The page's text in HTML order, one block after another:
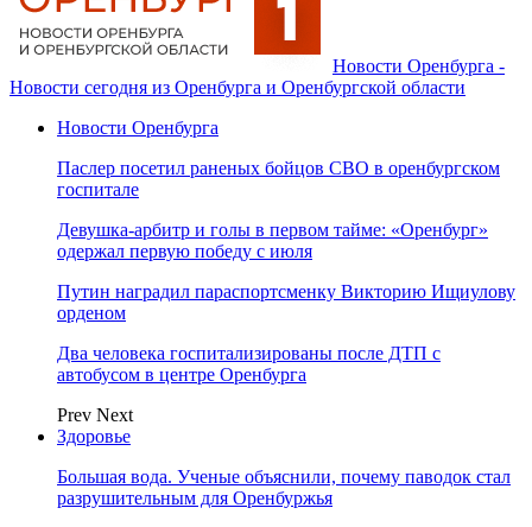
Новости Оренбурга -
Новости сегодня из Оренбурга и Оренбургской области
Новости Оренбурга
Паслер посетил раненых бойцов СВО в оренбургском
госпитале
Девушка-арбитр и голы в первом тайме: «Оренбург»
одержал первую победу с июля
Путин наградил параспортсменку Викторию Ищиулову
орденом
Два человека госпитализированы после ДТП с
автобусом в центре Оренбурга
Prev Next
Здоровье
Большая вода. Ученые объяснили, почему паводок стал
разрушительным для Оренбуржья